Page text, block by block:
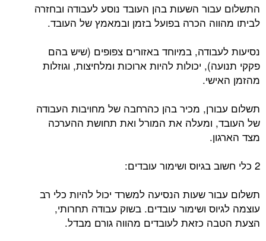
התשלום עבור השעות בהן העובד נוסע לעבודה ובחזרה
לביתו מהווה הכרה בפועל בזמן ובמאמץ של העובד.
נסיעות לעבודה, במיוחד באזורים צפופים (שיש בהם
פקקי תנועה), יכולות להיות ארוכות ומלחיצות, וגוזלות
מהזמן האישי.
תשלום עבורן, מכיר בהן כהרחבה של מחויבות העבודה
של העובד, ומעלה את המורל ואת תחושת ההערכה
מצד הארגון.
2 כלי חשוב בגיוס ושימור עובדים:
תשלום עבור שעות הנסיעה למשרד יכול להיות כלי רב
עוצמה לגיוס ושימור עובדים. בשוק עבודה תחרותי,
הצעת הטבה כזאת לעובדים מהווה גורם מבדל.